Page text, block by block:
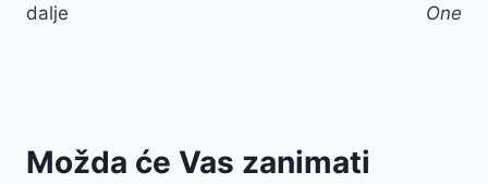
dalje
One
Možda će Vas zanimati